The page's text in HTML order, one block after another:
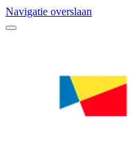
Navigatie overslaan